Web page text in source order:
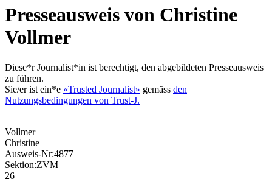
Presseausweis von Christine
Vollmer
Diese*r Journalist*in ist berechtigt, den abgebildeten Presseausweis
zu führen.
Sie/er ist ein*e «Trusted Journalist» gemäss den
Nutzungsbedingungen von Trust-J.
Vollmer
Christine
Ausweis-Nr:4877
Sektion:ZVM
26